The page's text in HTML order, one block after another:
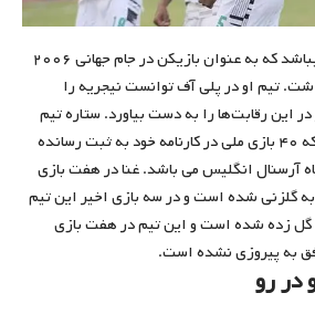
سرمربی این تیم اتو آدو میباشد که به عنوان بازیکن در جام جهانی ۲۰۰۶
تیم او در پلی آف توانست نیجریه را
رقابت‌ها را به دست بیاورد. ستاره تیم
غنا توماس پارتی می باشد که ۴۰ بازی ملی در کارنامه خود به ثبت رسانده
انگلیس می باشد. غنا در هفت بازی
به گلزنی شده است و در سه بازی اخیر این تیم
در جام جهانی بیش از ۲.۵ گل زده شده است و این تیم در هفت بازی
به پیروزی نشده است.
در رو